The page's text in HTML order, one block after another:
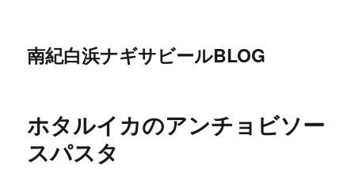
南紀白浜ナギサビールBLOG
ホタルイカのアンチョビソー
スパスタ